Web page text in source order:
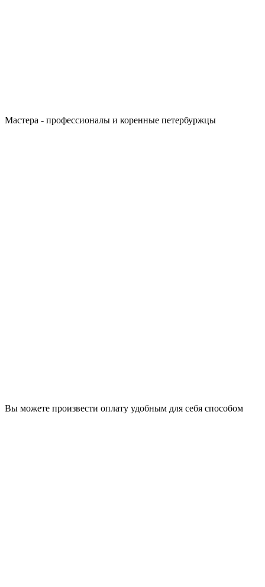
Мастера - профессионалы и коренные петербуржцы
Вы можете произвести оплату удобным для себя способом